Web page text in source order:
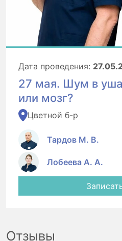
Дата проведения:
27 мая. Шум в
или мозг?
Цветной б-р
Тардов М. В.
Лобеева А. А.
Отзывы